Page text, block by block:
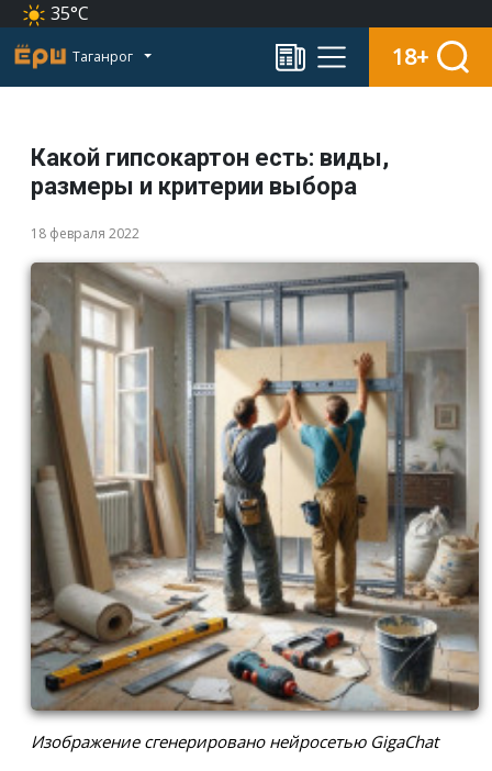
35°C
Таганрог 18+
Какой гипсокартон есть: виды,
размеры и критерии выбора
18 февраля 2022
Изображение сгенерировано нейросетью GigaChat